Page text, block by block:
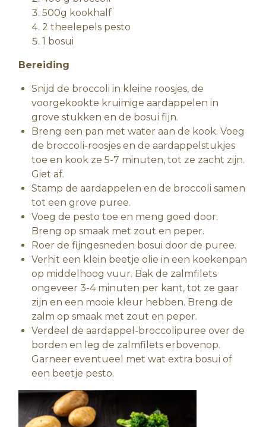
500g kookhalf
2 theelepels pesto
1 bosui
Bereiding
Snijd de broccoli in kleine roosjes, de
voorgekookte kruimige aardappelen in
grove stukken en de bosui fijn.
Breng een pan met water aan de kook. Voeg
de broccoli-roosjes en de aardappelstukjes
toe en kook ze 5-7 minuten, tot ze zacht zijn.
Giet af.
Stamp de aardappelen en de broccoli samen
tot een grove puree.
Voeg de pesto toe en meng goed door.
Breng op smaak met zout en peper.
Roer de fijngesneden bosui door de puree.
Verhit een klein beetje olie in een koekenpan
op middelhoog vuur. Bak de zalmfilets
ongeveer 3-4 minuten per kant, tot ze gaar
zijn en een mooie kleur hebben. Breng de
zalm op smaak met zout en peper.
Verdeel de aardappel-broccolipuree over de
borden en leg de zalmfilets erbovenop.
Garneer eventueel met wat extra bosui of
een beetje pesto.